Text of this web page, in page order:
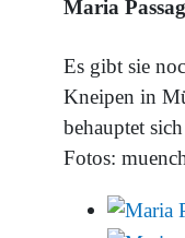
Maria
Es gibt sie
Kneipen in
behauptet
Fotos: